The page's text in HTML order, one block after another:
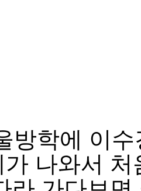
방학에 이
나와서